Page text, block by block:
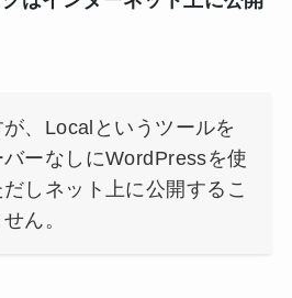
、Localというツールを
ーなしにWordPressを使
しネット上に公開するこ
ん。